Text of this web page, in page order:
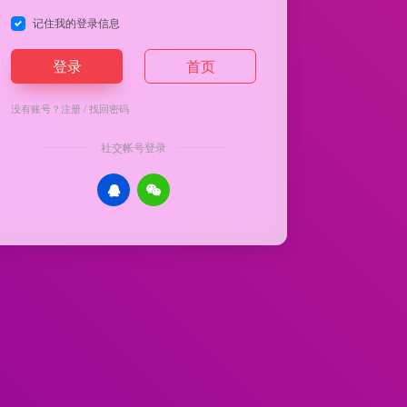
记住我的登录信息
登录 首页
没有账号？注册/找回密码
社交帐号登录